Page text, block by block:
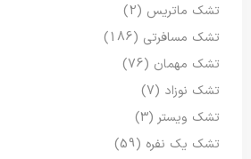
تشک ماتریس (2)
تشک مسافرتی (186)
تشک مهمان (76)
تشک نوزاد (7)
تشک ویستر (3)
تشک یک نفره (59)